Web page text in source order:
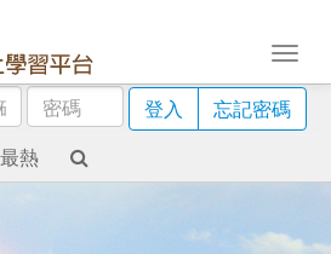
密
碼
登入
忘記密碼
最熱